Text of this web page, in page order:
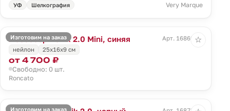
УФ Шелкография Very Marque
Изготовим на заказ
Несессер Ironik 2.0 Mini, синяя
Арт. 16869.40
нейлон
25x16x9 см
от 4 700 ₽
Свободно: 0 шт.
Roncato
☆
Изготовим на заказ